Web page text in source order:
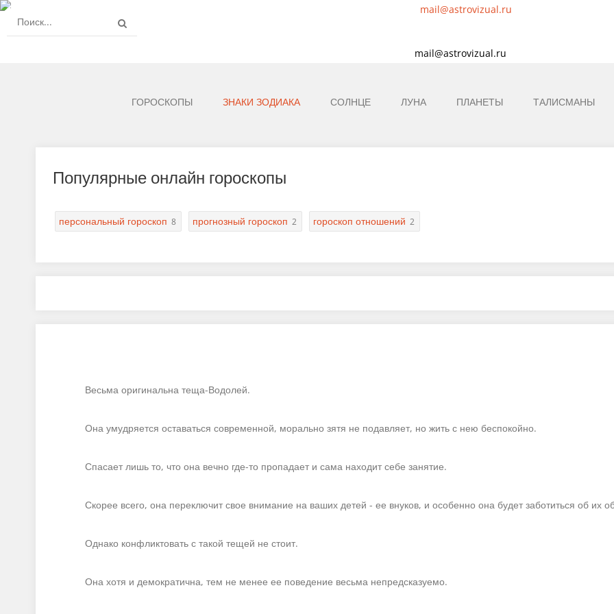
mail@astrovizual.ru
ГОРОСКОПЫ ЗНАКИ ЗОДИАКА СОЛНЦЕ ЛУНА ПЛАНЕТЫ ТАЛИСМАНЫ
Популярные онлайн гороскопы
персональный гороскоп 8 прогнозный гороскоп 2 гороскоп отношений 2
Весьма оригинальна теща-Водолей.
Она умудряется оставаться современной, морально зятя не подавляет, но жить с нею беспокойно.
Спасает лишь то, что она вечно где-то пропадает и сама находит себе занятие.
Скорее всего, она переключит свое внимание на ваших детей - ее внуков, и особенно она будет заботиться об их
Однако конфликтовать с такой тещей не стоит.
Она хотя и демократична, тем не менее ее поведение весьма непредсказуемо.